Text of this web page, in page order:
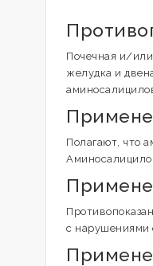
Почечная и/или
желудка и
Полагают, что
с нарушениями